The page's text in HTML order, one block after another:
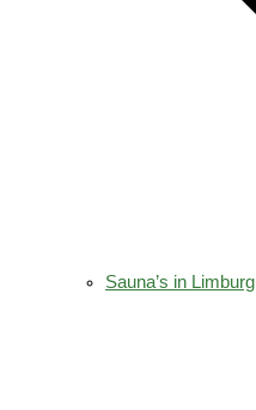
Sauna’s in Limburg